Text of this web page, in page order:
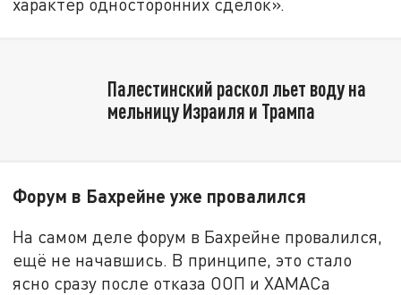
характер односторонних сделок».
Палестинский раскол льет воду на
мельницу Израиля и Трампа
Форум в Бахрейне уже провалился
На самом деле форум в Бахрейне провалился,
ещё не начавшись. В принципе, это стало
ясно сразу после отказа ООП и ХАМАСа